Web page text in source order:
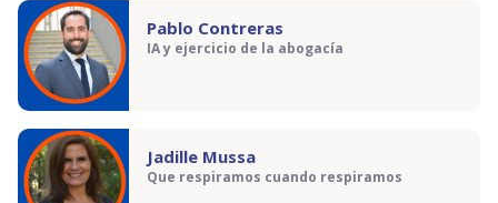
Pablo Contreras
IA y ejercicio de la abogacía
Jadille Mussa
Que respiramos cuando respiramos